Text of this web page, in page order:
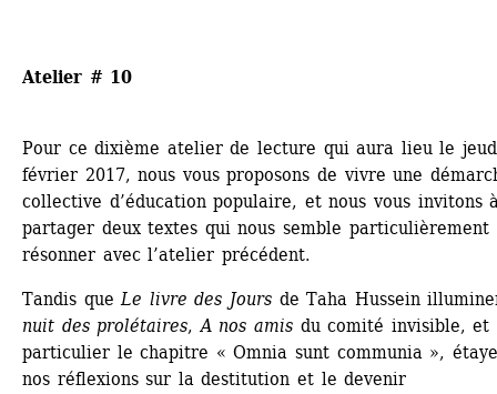
Atelier # 10
Pour ce dixième atelier de lecture qui aura lieu le
février 2017, nous vous proposons de vivre une
collective d’éducation populaire, et nous vous invitons
partager deux textes qui nous semble particulièrement
résonner avec l’atelier précédent.
Tandis que Le livre des Jours de Taha Hussein
nuit des prolétaires, A nos amis du comité invisible, et
particulier le chapitre « Omnia sunt communia »,
nos réflexions sur la destitution et le devenir